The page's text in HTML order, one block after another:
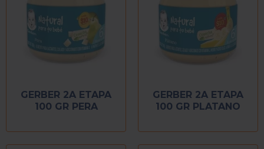
GERBER 2A ETAPA
100 GR PERA
GERBER 2A ETAPA
100 GR PLATANO